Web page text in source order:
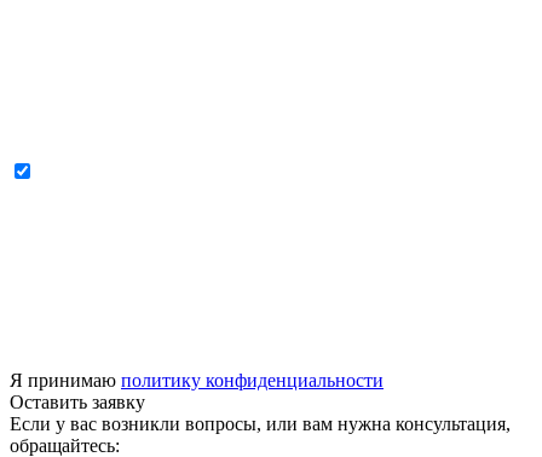
Я принимаю политику конфиденциальности
Оставить заявку
Если у вас возникли вопросы, или вам нужна консультация,
обращайтесь: